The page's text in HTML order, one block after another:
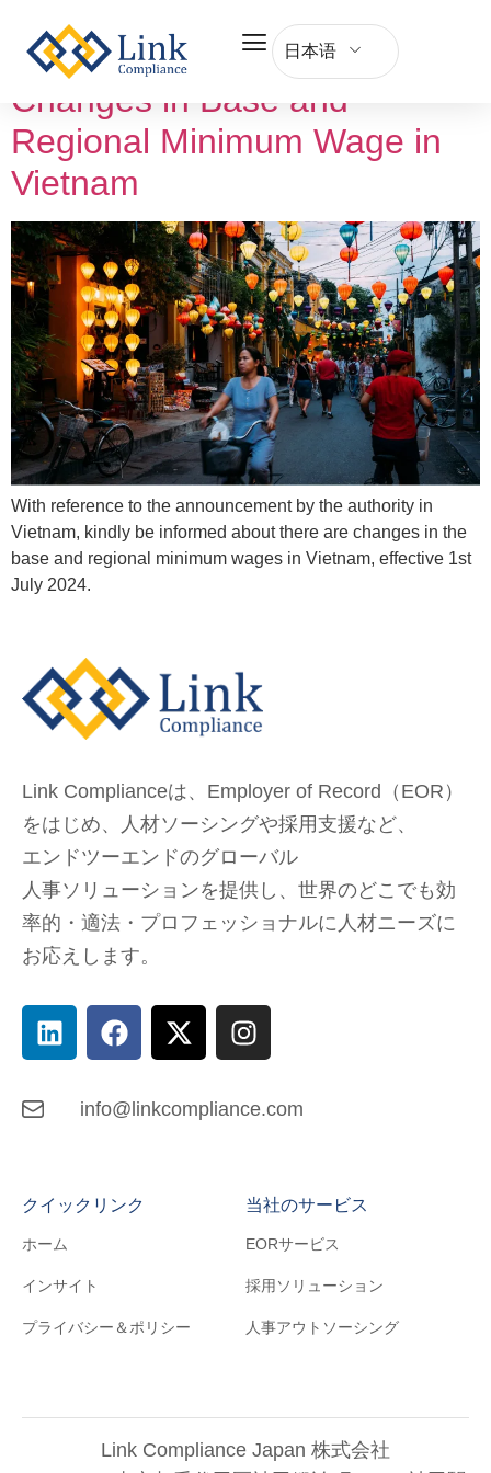
日本语
Category: Vietnam
Changes in Base and
Regional Minimum Wage in
Vietnam
With reference to the announcement by the authority in
Vietnam, kindly be informed about there are changes in the
base and regional minimum wages in Vietnam, effective 1st
July 2024.
Link Complianceは、Employer of Record（EOR）
をはじめ、
人材ソーシングや採用支援など、
エンドツーエンドのグローバル
人事ソリューションを提供し、 世界のどこでも効
率的・適法・プロフェッショナルに人材ニーズに
お応えします。
info@linkcompliance.com
クイックリンク
ホーム
インサイト
プライバシー＆ポリシー
当社のサービス
EORサービス
採用ソリューション
人事アウトソーシング
Link Compliance Japan 株式会社